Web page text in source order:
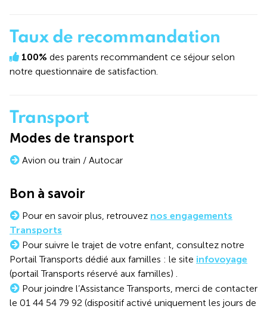
Taux de recommandation
100% des parents recommandent ce séjour selon
notre questionnaire de satisfaction.
Transport
Modes de transport
Avion ou train / Autocar
Bon à savoir
Pour en savoir plus, retrouvez nos engagements
Transports
Pour suivre le trajet de votre enfant, consultez notre
Portail Transports dédié aux familles : le site infovoyage
(portail Transports réservé aux familles) .
Pour joindre l’Assistance Transports, merci de contacter
le 01 44 54 79 92 (dispositif activé uniquement les jours de